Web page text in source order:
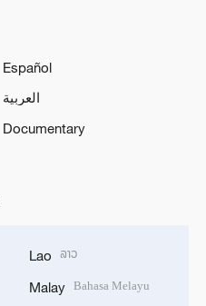
Español
العربية
Documentary
Lao ລາວ
Malay Bahasa Melayu